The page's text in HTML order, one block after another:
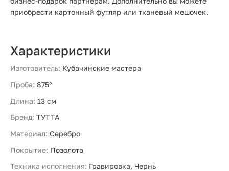
приобрести картонный футляр или тканевый мешочек.
Характеристики
Изготовитель: Кубачинские мастера
Проба: 875°
Длина: 13 см
Бренд: ТУТТА
Материал: Серебро
Покрытие: Позолота
Техника исполнения: Гравировка, Чернь